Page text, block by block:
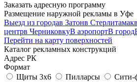
Заказать адресную программу
Размещение наружной рекламы в Уфе
Выезд из городав Затонв Стерлитамак
центрв ЧерниковкуВ аэропортВ город
Перейти на карту поверхностей
Каталог рекламных конструкций
Адрес РК
Формат
Щиты 3х6
Пилларсы Сити-